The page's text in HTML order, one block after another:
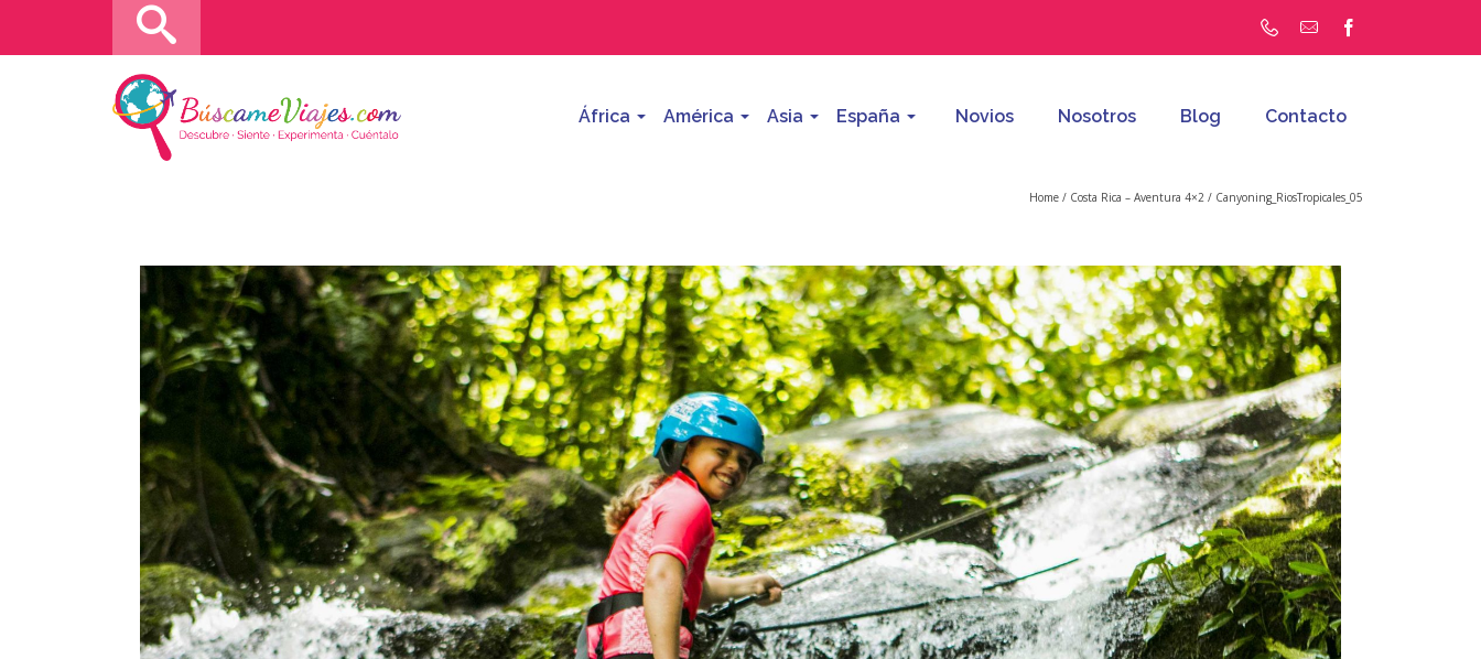
África América Asia España Novios Nosotros Blog Contacto
Home / Costa Rica – Aventura 4×2 / Canyoning_RiosTropicales_05